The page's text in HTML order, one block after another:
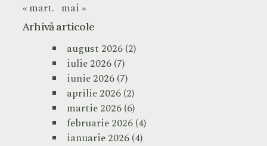
« mart. mai »
Arhivă articole
august 2026(2)
iulie 2026(7)
iunie 2026(7)
aprilie 2026(2)
martie 2026(6)
februarie 2026(4)
ianuarie 2026(4)